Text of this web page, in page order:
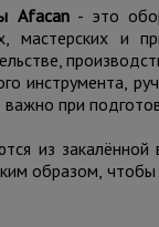
Afacan- это
мастерских и
инструмента,
при
из
образом,